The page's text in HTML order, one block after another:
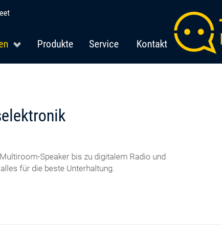
Produkte Service Kontakt
Speaker bis zu digitalem Radio und
für die beste Unterhaltung.